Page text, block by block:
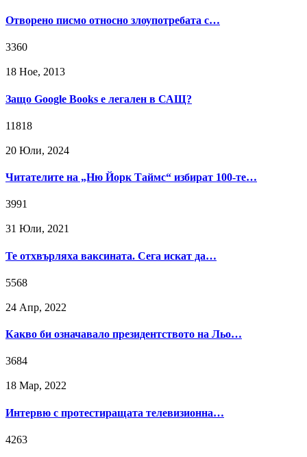
Отворено писмо относно злоупотребата с…
3360
18 Ное, 2013
Защо Google Books е легален в САЩ?
11818
20 Юли, 2024
Читателите на „Ню Йорк Таймс“ избират 100-те…
3991
31 Юли, 2021
Те отхвърляха ваксината. Сега искат да…
5568
24 Апр, 2022
Какво би означавало президентството на Льо…
3684
18 Мар, 2022
Интервю с протестиращата телевизионна…
4263